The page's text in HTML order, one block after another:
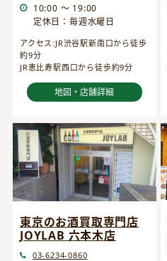
10:00 ～ 19:00
定休日：毎週水曜日
アクセス:JR渋谷駅新南口から徒歩
約9分
JR恵比寿駅西口から徒歩約9分
地図・店舗詳細
東京のお酒買取専門店
JOYLAB 六本木店
03-6234-0860